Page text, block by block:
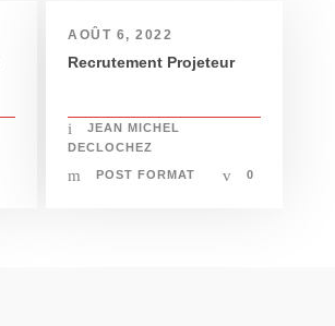
AOÛT 6, 2022
Recrutement Projeteur
JEAN MICHEL
DECLOCHEZ
POST FORMAT 0